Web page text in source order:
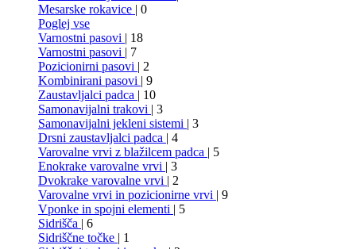
Mesarske rokavice | 0
Poglej vse
Varnostni pasovi | 18
Varnostni pasovi | 7
Pozicionirni pasovi | 2
Kombinirani pasovi | 9
Zaustavljalci padca | 10
Samonavijalni trakovi | 3
Samonavijalni jekleni sistemi | 3
Drsni zaustavljalci padca | 4
Varovalne vrvi z blažilcem padca | 5
Enokrake varovalne vrvi | 3
Dvokrake varovalne vrvi | 2
Varovalne vrvi in pozicionirne vrvi | 9
Vponke in spojni elementi | 5
Sidrišča | 6
Sidriščne točke | 1